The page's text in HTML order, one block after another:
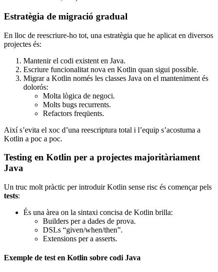
Estratègia de migració gradual
En lloc de reescriure-ho tot, una estratègia que he aplicat en diversos
projectes és:
Mantenir el codi existent en Java.
Escriure funcionalitat nova en Kotlin quan sigui possible.
Migrar a Kotlin només les classes Java on el manteniment és
dolorós:
Molta lògica de negoci.
Molts bugs recurrents.
Refactors freqüents.
Així s’evita el xoc d’una reescriptura total i l’equip s’acostuma a
Kotlin a poc a poc.
Testing en Kotlin per a projectes majoritàriament
Java
Un truc molt pràctic per introduir Kotlin sense risc és començar pels
tests:
És una àrea on la sintaxi concisa de Kotlin brilla:
Builders per a dades de prova.
DSLs “given/when/then”.
Extensions per a asserts.
Exemple de test en Kotlin sobre codi Java